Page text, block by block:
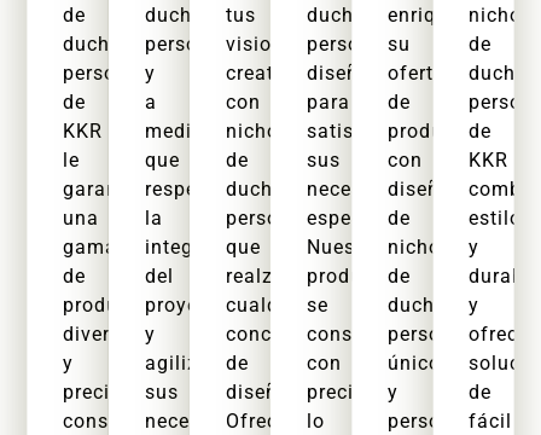
de
ducha
personalizados
de
KKR
le
garantizan
una
gama
de
productos
diversa
y
precios
constantes
ducha
personalizados
y
a
medida
que
respetan
la
integridad
del
proyecto
y
agilizan
sus
necesidades
tus
visiones
creativas
con
nichos
de
ducha
personalizados
que
realzan
cualquier
concepto
de
diseño.
Ofrecemos
ducha
personalizados
diseñados
para
satisfacer
sus
necesidades
específicas.
Nuestros
productos
se
construyen
con
precisión,
lo
enriquece
su
oferta
de
productos
con
diseños
de
nichos
de
ducha
personalizados,
únicos
y
personalizables
nichos
de
ducha
de
KKR
estilo
y
y
ofrecen
de
fácil